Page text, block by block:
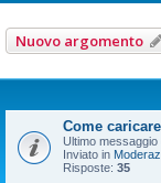
Nuovo argomento
Come
Ultimo messaggio
Inviato in
Risposte: 35